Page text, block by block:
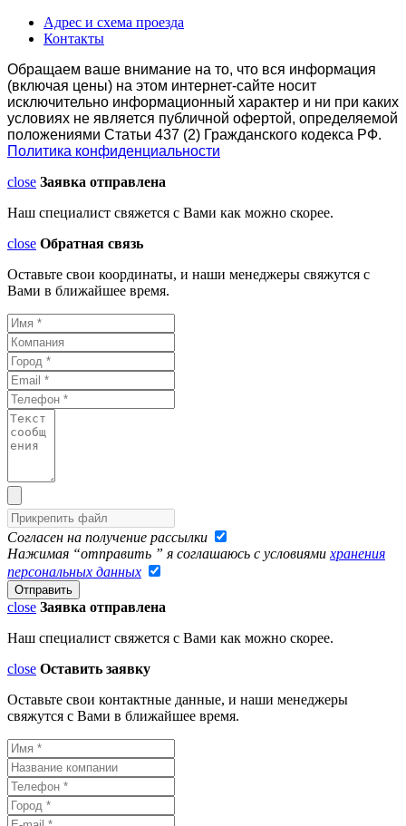
Адрес и схема проезда
Контакты
Обращаем ваше внимание на то, что вся информация
(включая цены) на этом интернет-сайте носит
исключительно информационный характер и ни при каких
условиях не является публичной офертой, определяемой
положениями Статьи 437 (2) Гражданского кодекса РФ.
Политика конфиденциальности
close Заявка отправлена
Наш специалист свяжется с Вами как можно скорее.
close Обратная связь
Оставьте свои координаты, и наши менеджеры свяжутся с
Вами в ближайшее время.
Согласен на получение рассылки
Нажимая “отправить ” я соглашаюсь с условиями хранения
персональных данных
close Заявка отправлена
Наш специалист свяжется с Вами как можно скорее.
close Оставить заявку
Оставьте свои контактные данные, и наши менеджеры
свяжутся с Вами в ближайшее время.